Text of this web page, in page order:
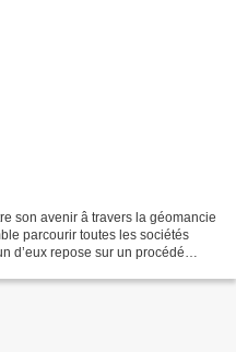
son avenir â travers la géomancie
parcourir toutes les sociétés
d’eux repose sur un procédé